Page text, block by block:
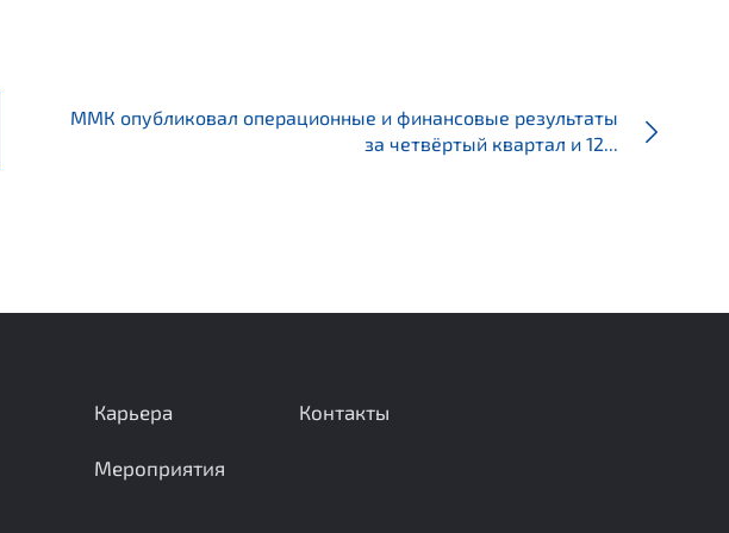
ММК опубликовал операционные и финансовые результаты
за четвёртый квартал и 12...
Карьера
Мероприятия
Контакты